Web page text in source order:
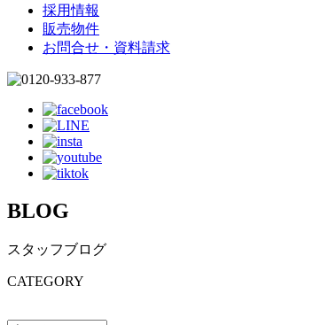
採用情報
販売物件
お問合せ・資料請求
BLOG
スタッフブログ
CATEGORY